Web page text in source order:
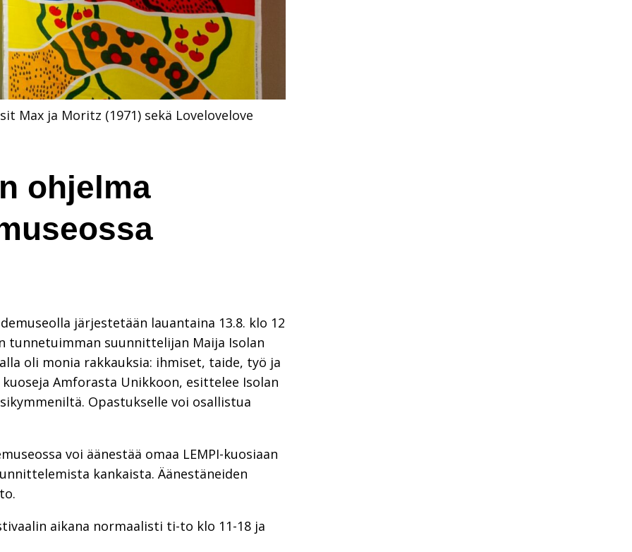
Max ja Moritz (1971) sekä Lovelovelove
ohjelma
järjestetään lauantaina 13.8. klo 12
tunnetuimman suunnittelijan Maija Isolan
oli monia rakkauksia: ihmiset, taide, työ ja
Amforasta Unikkoon, esittelee Isolan
Opastukselle voi osallistua
voi äänestää omaa LEMPI-kuosiaan
kankaista. Äänestäneiden
aikana normaalisti ti-to klo 11-18 ja